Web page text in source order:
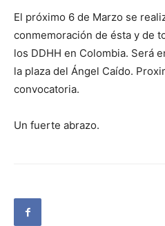
El próximo 6 de Marzo se
conmemoración de ésta y de
los DDHH en Colombia. Será
la plaza del Ángel Caído.
convocatoria.
Un fuerte abrazo.